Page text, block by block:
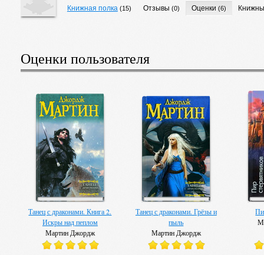
Книжная полка (15) Отзывы (0) Оценки (6)
Оценки пользователя
Танец с драконами. Книга 2.
Искры над пеплом
Мартин Джордж
Танец с драконами. Грёзы и
пыль
Мартин Джордж